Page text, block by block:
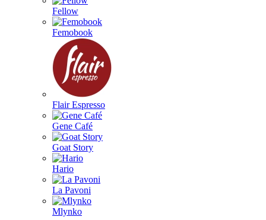
Fellow
Femobook
Flair Espresso
Gene Café
Goat Story
Hario
La Pavoni
Mlynko